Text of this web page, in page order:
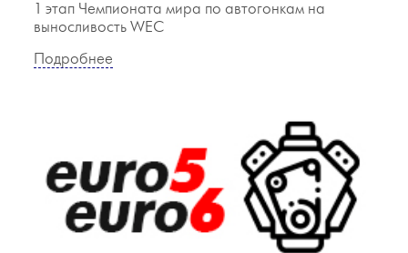
1 этап Чемпионата мира по автогонкам на
выносливость WEC
Подробнее